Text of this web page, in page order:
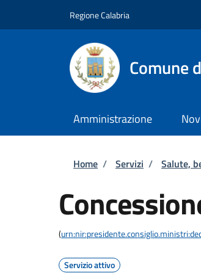
Regione Calabria
Comune
Amministrazione
Briciole di
Home / Servizi / Salute,
(
Servizio attivo